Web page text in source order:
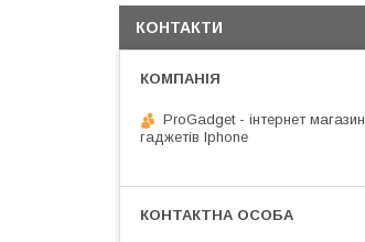
КОНТАКТИ
ProGadget - iнтернет магазин
гаджетів Iphone